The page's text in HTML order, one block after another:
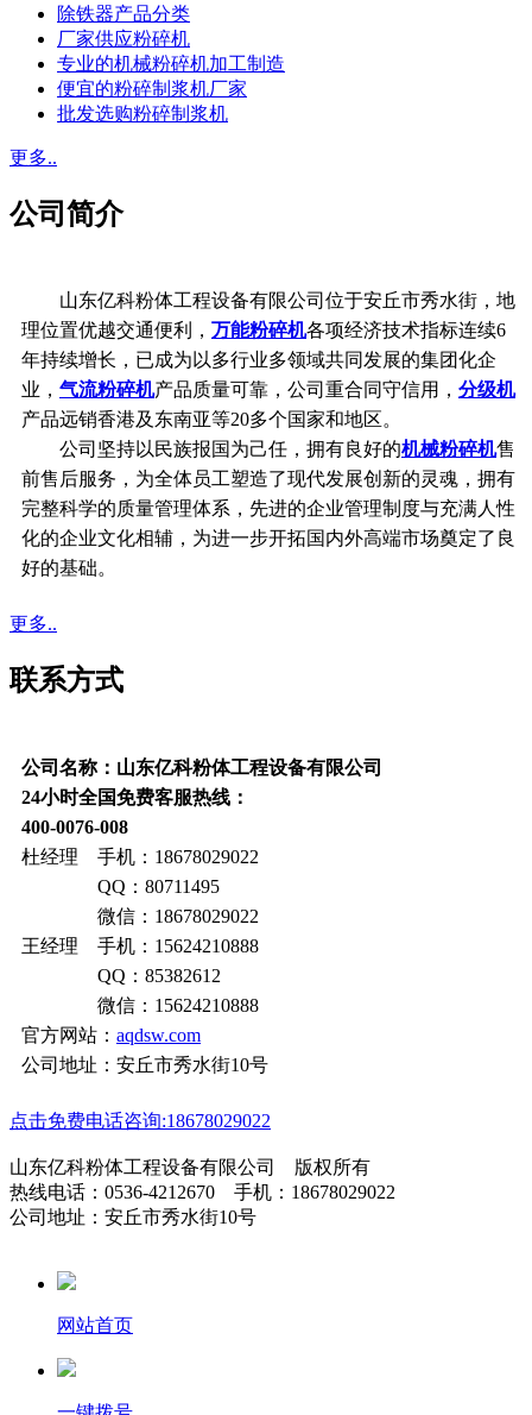
除铁器产品分类
厂家供应粉碎机
专业的机械粉碎机加工制造
便宜的粉碎制浆机厂家
批发选购粉碎制浆机
更多..
公司简介
山东亿科粉体工程设备有限公司位于安丘市秀水街，地
理位置优越交通便利， 万能粉碎机各项经济技术指标连续6
年持续增长，已成为以多行业多领域共同发展的集团化企
业， 气流粉碎机产品质量可靠，公司重合同守信用， 分级机
产品远销香港及东南亚等20多个国家和地区。
公司坚持以民族报国为己任，拥有良好的机械粉碎机售
前售后服务，为全体员工塑造了现代发展创新的灵魂，拥有
完整科学的质量管理体系，先进的企业管理制度与充满人性
化的企业文化相辅，为进一步开拓国内外高端市场奠定了良
好的基础。
更多..
联系方式
公司名称：山东亿科粉体工程设备有限公司
24小时全国免费客服热线：
400-0076-008
杜经理 手机：18678029022
QQ：80711495
微信：18678029022
王经理 手机：15624210888
QQ：85382612
微信：15624210888
官方网站： aqdsw.com
公司地址：安丘市秀水街10号
点击免费电话咨询:18678029022
山东亿科粉体工程设备有限公司 版权所有
热线电话：0536-4212670 手机：18678029022
公司地址：安丘市秀水街10号
网站首页